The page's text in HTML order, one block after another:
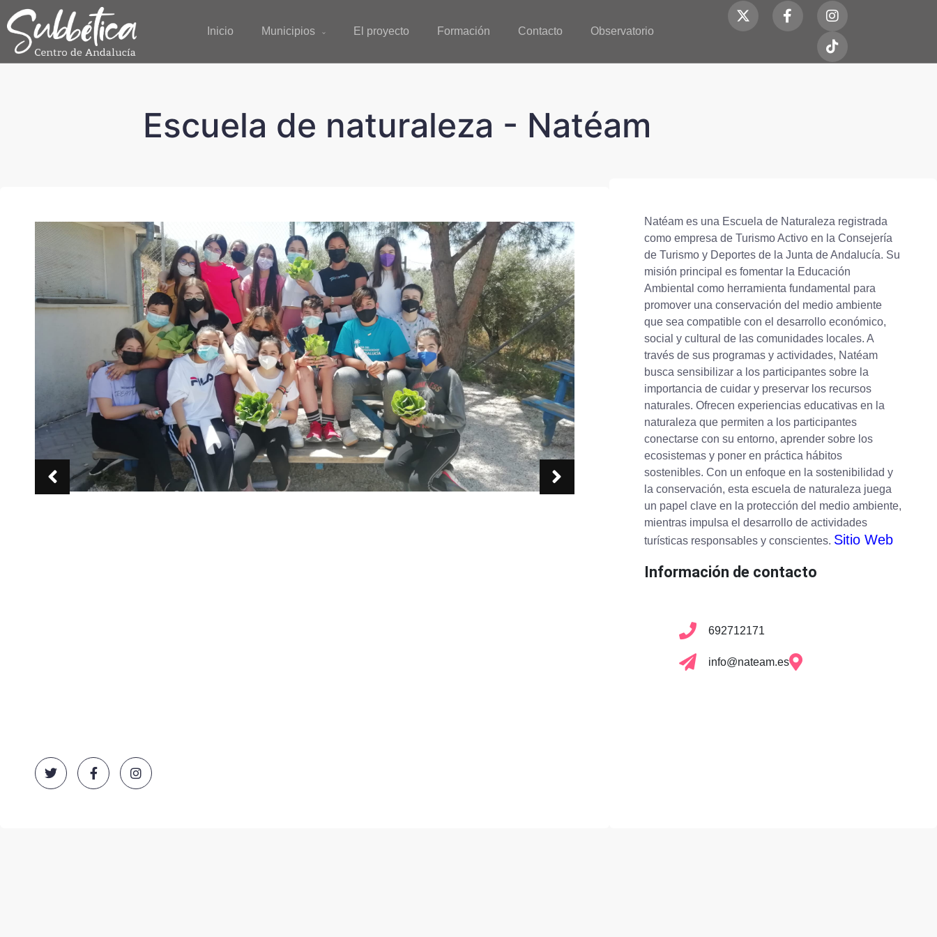
Inicio Municipios El proyecto Formación Contacto Observatorio
Escuela de naturaleza - Natéam
Natéam es una Escuela de Naturaleza registrada
como empresa de Turismo Activo en la Consejería
de Turismo y Deportes de la Junta de Andalucía. Su
misión principal es fomentar la Educación
Ambiental como herramienta fundamental para
promover una conservación del medio ambiente
que sea compatible con el desarrollo económico,
social y cultural de las comunidades locales. A
través de sus programas y actividades, Natéam
busca sensibilizar a los participantes sobre la
importancia de cuidar y preservar los recursos
naturales. Ofrecen experiencias educativas en la
naturaleza que permiten a los participantes
conectarse con su entorno, aprender sobre los
ecosistemas y poner en práctica hábitos
sostenibles. Con un enfoque en la sostenibilidad y
la conservación, esta escuela de naturaleza juega
un papel clave en la protección del medio ambiente,
mientras impulsa el desarrollo de actividades
turísticas responsables y conscientes. Sitio Web
Información de contacto
692712171
info@nateam.es